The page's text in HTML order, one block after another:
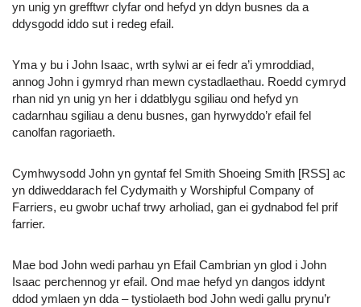
yn unig yn grefftwr clyfar ond hefyd yn ddyn busnes da a
ddysgodd iddo sut i redeg efail.
Yma y bu i John Isaac, wrth sylwi ar ei fedr a’i ymroddiad,
annog John i gymryd rhan mewn cystadlaethau. Roedd cymryd
rhan nid yn unig yn her i ddatblygu sgiliau ond hefyd yn
cadarnhau sgiliau a denu busnes, gan hyrwyddo’r efail fel
canolfan ragoriaeth.
Cymhwysodd John yn gyntaf fel Smith Shoeing Smith [RSS] ac
yn ddiweddarach fel Cydymaith y Worshipful Company of
Farriers, eu gwobr uchaf trwy arholiad, gan ei gydnabod fel prif
farrier.
Mae bod John wedi parhau yn Efail Cambrian yn glod i John
Isaac perchennog yr efail. Ond mae hefyd yn dangos iddynt
ddod ymlaen yn dda – tystiolaeth bod John wedi gallu prynu’r